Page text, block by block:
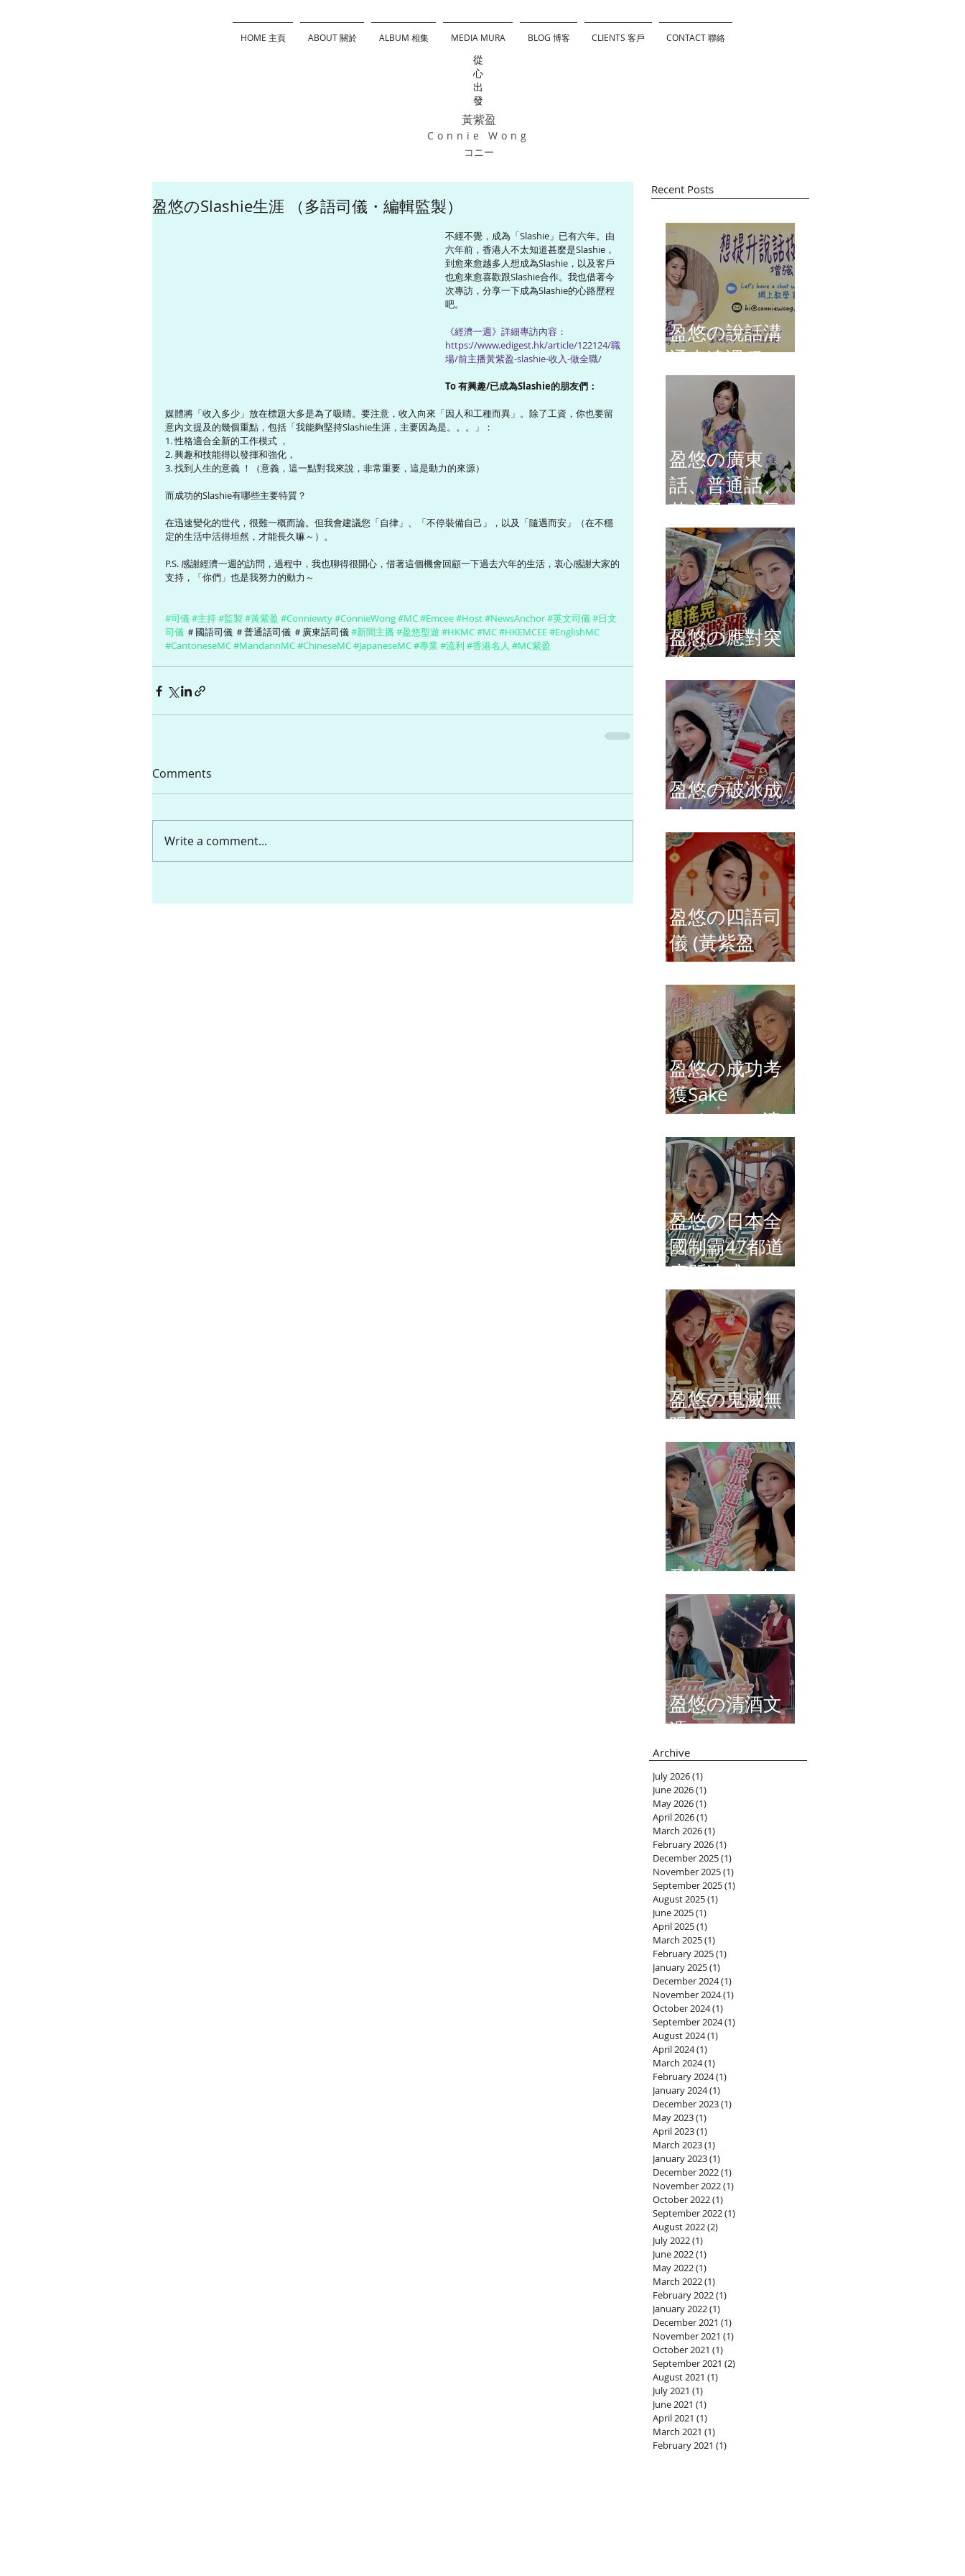
HOME 主頁 ABOUT 關於 ALBUM 相集 MEDIA MURA BLOG 博客 CLIENTS 客戶 CONTACT 聯絡
從
心
出
發
黃紫盈
Connie Wong
コニー
盈悠のSlashie生涯 （多語司儀・編輯監製）
不經不覺，成為「Slashie」已有六年。由
六年前，香港人不太知道甚麼是Slashie，
到愈來愈越多人想成為Slashie，以及客戶
也愈來愈喜歡跟Slashie合作。我也借著今
次專訪，分享一下成為Slashie的心路歷程
吧。
《經濟一週》詳細專訪內容：
https://www.edigest.hk/article/122124/職
場/前主播黃紫盈-slashie-收入-做全職/
To 有興趣/已成為Slashie的朋友們：
媒體將「收入多少」放在標題大多是為了吸睛。要注意，收入向來「因人和工種而異」。除了工資，你也要留
意內文提及的幾個重點，包括「我能夠堅持Slashie生涯，主要因為是。。。」：
1. 性格適合全新的工作模式 ，
2. 興趣和技能得以發揮和強化，
3. 找到人生的意義 ！（意義，這一點對我來說，非常重要，這是動力的來源）
而成功的Slashie有哪些主要特質？
在迅速變化的世代，很難一概而論。但我會建議您「自律」、「不停裝備自己」，以及「隨遇而安」（在不穩
定的生活中活得坦然，才能長久嘛～）。
P.S. 感謝經濟一週的訪問，過程中，我也聊得很開心，借著這個機會回顧一下過去六年的生活，衷心感謝大家的
支持，「你們」也是我努力的動力～
#司儀#主持#監製 #黃紫盈 #Conniewty#ConnieWong#MC#Emcee#Host#NewsAnchor#英文司儀#日文
司儀 ＃國語司儀 ＃普通話司儀 ＃廣東話司儀 #新聞主播 #盈悠型遊 #HKMC#MC#HKEMCEE#EnglishMC
#CantoneseMC#MandarinMC#ChineseMC#JapaneseMC#專業 #流利 #香港名人 #MC紫盈
Comments
Write a comment...
Recent Posts
盈悠の說話溝
通表達課程
盈悠の廣東
話、普通話、
英文及日文司
儀 黃紫盈
盈悠の應對突
發
盈悠の破冰成
功
盈悠の四語司
儀 (黃紫盈
Connie)
盈悠の成功考
獲Sake
Diploma（清
酒文憑）
盈悠の日本全
國制霸47都道
府縣達成
盈悠の鬼滅無
限城
盈悠のAI主持
盈悠の清酒文
憑
Archive
July 2026(1)
June 2026(1)
May 2026(1)
April 2026(1)
March 2026(1)
February 2026(1)
December 2025(1)
November 2025(1)
September 2025(1)
August 2025(1)
June 2025(1)
April 2025(1)
March 2025(1)
February 2025(1)
January 2025(1)
December 2024(1)
November 2024(1)
October 2024(1)
September 2024(1)
August 2024(1)
April 2024(1)
March 2024(1)
February 2024(1)
January 2024(1)
December 2023(1)
May 2023(1)
April 2023(1)
March 2023(1)
January 2023(1)
December 2022(1)
November 2022(1)
October 2022(1)
September 2022(1)
August 2022(2)
July 2022(1)
June 2022(1)
May 2022(1)
March 2022(1)
February 2022(1)
January 2022(1)
December 2021 (1)
November 2021 (1)
October 2021 (1)
September 2021 (2)
August 2021 (1)
July 2021 (1)
June 2021 (1)
April 2021 (1)
March 2021 (1)
February 2021 (1)